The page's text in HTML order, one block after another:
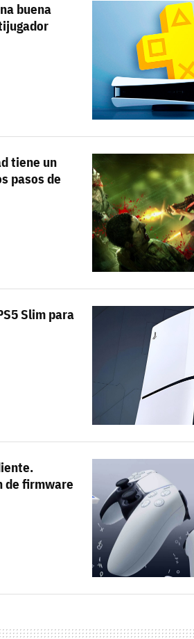
buena
tiene un
pasos de
Slim para
de firmware